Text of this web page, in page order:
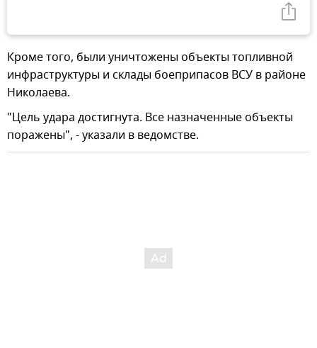
Кроме того, были уничтожены объекты топливной
инфраструктуры и склады боеприпасов ВСУ в районе
Николаева.
"Цель удара достигнута. Все назначенные объекты
поражены", - указали в ведомстве.